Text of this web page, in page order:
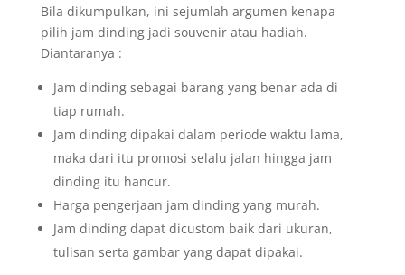
Bila dikumpulkan, ini sejumlah argumen kenapa
pilih jam dinding jadi souvenir atau hadiah.
Diantaranya :
Jam dinding sebagai barang yang benar ada di
tiap rumah.
Jam dinding dipakai dalam periode waktu lama,
maka dari itu promosi selalu jalan hingga jam
dinding itu hancur.
Harga pengerjaan jam dinding yang murah.
Jam dinding dapat dicustom baik dari ukuran,
tulisan serta gambar yang dapat dipakai.